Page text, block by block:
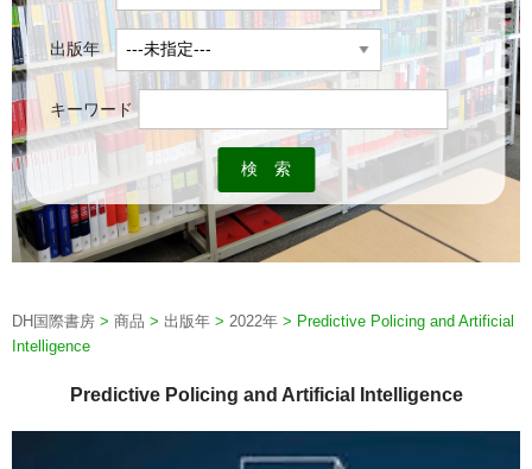
出版年
キーワード
DH国際書房 > 商品 > 出版年 > 2022年 > Predictive Policing and Artificial
Intelligence
Predictive Policing and Artificial Intelligence